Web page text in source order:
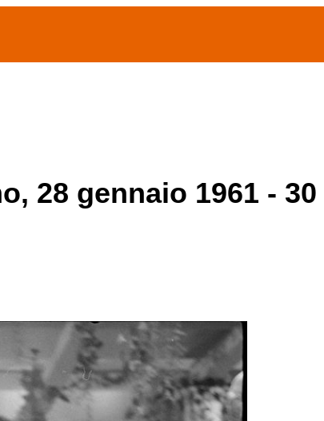
28 gennaio 1961 -